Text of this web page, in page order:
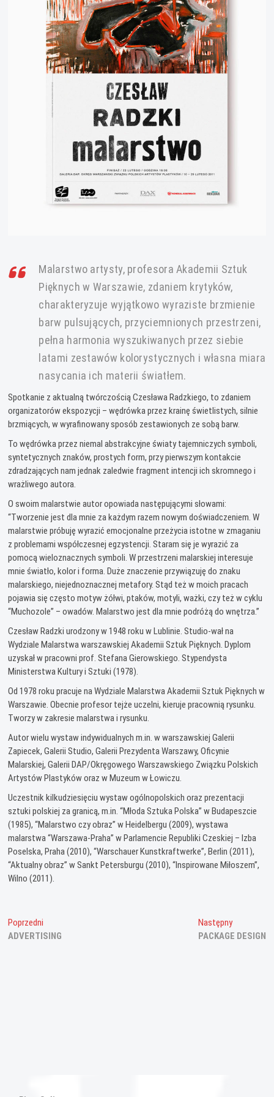
Malarstwo artysty, profesora Akademii Sztuk
Pięknych w Warszawie, zdaniem krytyków,
charakteryzuje wyjątkowo wyraziste brzmienie
barw pulsujących, przyciemnionych przestrzeni,
pełna harmonia wyszukiwanych przez siebie
latami zestawów kolorystycznych i własna miara
nasycania ich materii światłem.
Spotkanie z aktualną twórczością Czesława Radzkiego, to zdaniem
organizatorów ekspozycji – wędrówka przez krainę świetlistych, silnie
brzmiących, w wyrafinowany sposób zestawionych ze sobą barw.
To wędrówka przez niemal abstrakcyjne światy tajemniczych symboli,
syntetycznych znaków, prostych form, przy pierwszym kontakcie
zdradzających nam jednak zaledwie fragment intencji ich skromnego i
wrażliwego autora.
O swoim malarstwie autor opowiada następującymi słowami:
“Tworzenie jest dla mnie za każdym razem nowym doświadczeniem. W
malarstwie próbuję wyrazić emocjonalne przeżycia istotne w zmaganiu
z problemami współczesnej egzystencji. Staram się je wyrazić za
pomocą wieloznacznych symboli. W przestrzeni malarskiej interesuje
mnie światło, kolor i forma. Duże znaczenie przywiązuję do znaku
malarskiego, niejednoznacznej metafory. Stąd też w moich pracach
pojawia się często motyw żółwi, ptaków, motyli, ważki, czy też w cyklu
“Muchozole” – owadów. Malarstwo jest dla mnie podróżą do wnętrza.”
Czesław Radzki urodzony w 1948 roku w Lublinie. Studio-wał na
Wydziale Malarstwa warszawskiej Akademii Sztuk Pięknych. Dyplom
uzyskał w pracowni prof. Stefana Gierowskiego. Stypendysta
Ministerstwa Kultury i Sztuki (1978).
Od 1978 roku pracuje na Wydziale Malarstwa Akademii Sztuk Pięknych w
Warszawie. Obecnie profesor tejże uczelni, kieruje pracownią rysunku.
Tworzy w zakresie malarstwa i rysunku.
Autor wielu wystaw indywidualnych m.in. w warszawskiej Galerii
Zapiecek, Galerii Studio, Galerii Prezydenta Warszawy, Oficynie
Malarskiej, Galerii DAP/Okręgowego Warszawskiego Związku Polskich
Artystów Plastyków oraz w Muzeum w Łowiczu.
Uczestnik kilkudziesięciu wystaw ogólnopolskich oraz prezentacji
sztuki polskiej za granicą, m.in. “Młoda Sztuka Polska” w Budapeszcie
(1985), “Malarstwo czy obraz” w Heidelbergu (2009), wystawa
malarstwa “Warszawa-Praha” w Parlamencie Republiki Czeskiej – Izba
Poselska, Praha (2010), “Warschauer Kunstkraftwerke”, Berlin (2011),
“Aktualny obraz” w Sankt Petersburgu (2010), “Inspirowane Miłoszem”,
Wilno (2011).
Nawigacja
wpisu
Poprzedni
wpis:
ADVERTISING
NastępnyNastępny
wpis:
PACKAGE DESIGN